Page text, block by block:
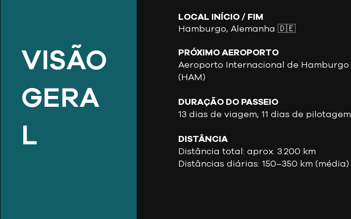
VISÃO
GERA
L
LOCAL INÍCIO / FIM
Hamburgo, Alemanha 🇩🇪
PRÓXIMO AEROPORTO
Aeroporto Internacional de Hamburgo
(HAM)
DURAÇÃO DO PASSEIO
13 dias de viagem, 11 dias de pilotagem
DISTÂNCIA
Distância total: aprox. 3.200 km
Distâncias diárias: 150–350 km (média)